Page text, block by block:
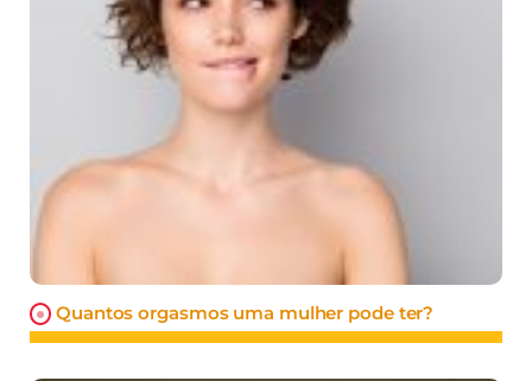
Quantos orgasmos uma mulher pode ter?